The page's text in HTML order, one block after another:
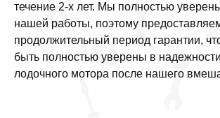
течение 2-х лет. Мы полностью
нашей работы, поэтому
продолжительный период гарантии,
быть полностью уверены в
лодочного мотора после нашего